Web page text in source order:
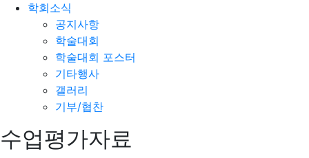
학회소식
공지사항
학술대회
학술대회 포스터
기타행사
갤러리
기부/협찬
수업평가자료